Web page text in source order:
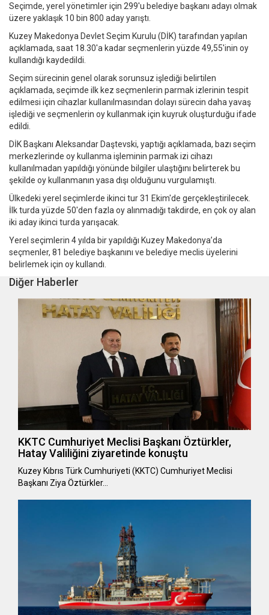
Seçimde, yerel yönetimler için 299'u belediye başkanı adayı olmak
üzere yaklaşık 10 bin 800 aday yarıştı.
Kuzey Makedonya Devlet Seçim Kurulu (DİK) tarafından yapılan
açıklamada, saat 18.30'a kadar seçmenlerin yüzde 49,55'inin oy
kullandığı kaydedildi.
Seçim sürecinin genel olarak sorunsuz işlediği belirtilen
açıklamada, seçimde ilk kez seçmenlerin parmak izlerinin tespit
edilmesi için cihazlar kullanılmasından dolayı sürecin daha yavaş
işlediği ve seçmenlerin oy kullanmak için kuyruk oluşturduğu ifade
edildi.
DİK Başkanı Aleksandar Daştevski, yaptığı açıklamada, bazı seçim
merkezlerinde oy kullanma işleminin parmak izi cihazı
kullanılmadan yapıldığı yönünde bilgiler ulaştığını belirterek bu
şekilde oy kullanmanın yasa dışı olduğunu vurgulamıştı.
Ülkedeki yerel seçimlerde ikinci tur 31 Ekim'de gerçekleştirilecek.
İlk turda yüzde 50'den fazla oy alınmadığı takdirde, en çok oy alan
iki aday ikinci turda yarışacak.
Yerel seçimlerin 4 yılda bir yapıldığı Kuzey Makedonya’da
seçmenler, 81 belediye başkanını ve belediye meclis üyelerini
belirlemek için oy kullandı.
Diğer Haberler
KKTC Cumhuriyet Meclisi Başkanı Öztürkler,
Hatay Valiliğini ziyaretinde konuştu
Kuzey Kıbrıs Türk Cumhuriyeti (KKTC) Cumhuriyet Meclisi
Başkanı Ziya Öztürkler…